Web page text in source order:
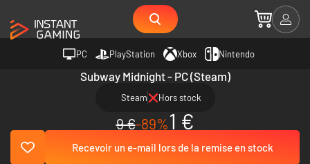
PC PlayStation Xbox Nintendo
Subway Midnight - PC (Steam)
Steam Hors stock
9 €-89%1 €
Recevoir un e-mail lors de la remise en stock